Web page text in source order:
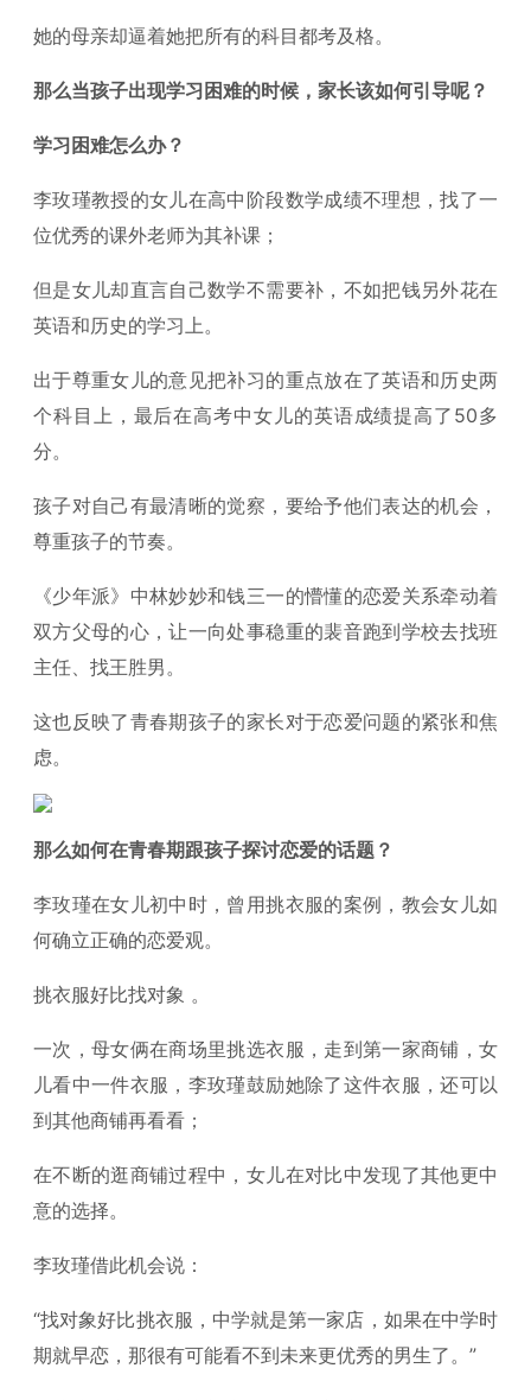
她的母亲却逼着她把所有的科目都考及格。
那么当孩子出现学习困难的时候，家长该如何引导呢？
学习困难怎么办？
李玫瑾教授的女儿在高中阶段数学成绩不理想，找了一
位优秀的课外老师为其补课；
但是女儿却直言自己数学不需要补，不如把钱另外花在
英语和历史的学习上。
出于尊重女儿的意见把补习的重点放在了英语和历史两
个科目上，最后在高考中女儿的英语成绩提高了50多
分。
孩子对自己有最清晰的觉察，要给予他们表达的机会，
尊重孩子的节奏。
《少年派》中林妙妙和钱三一的懵懂的恋爱关系牵动着
双方父母的心，让一向处事稳重的裴音跑到学校去找班
主任、找王胜男。
这也反映了青春期孩子的家长对于恋爱问题的紧张和焦
虑。
那么如何在青春期跟孩子探讨恋爱的话题？
李玫瑾在女儿初中时，曾用挑衣服的案例，教会女儿如
何确立正确的恋爱观。
挑衣服好比找对象 。
一次，母女俩在商场里挑选衣服，走到第一家商铺，女
儿看中一件衣服，李玫瑾鼓励她除了这件衣服，还可以
到其他商铺再看看；
在不断的逛商铺过程中，女儿在对比中发现了其他更中
意的选择。
李玫瑾借此机会说：
“找对象好比挑衣服，中学就是第一家店，如果在中学时
期就早恋，那很有可能看不到未来更优秀的男生了。”